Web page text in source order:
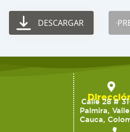
DESCARGAR
Calle 28 #
Palmira,
Cauca,